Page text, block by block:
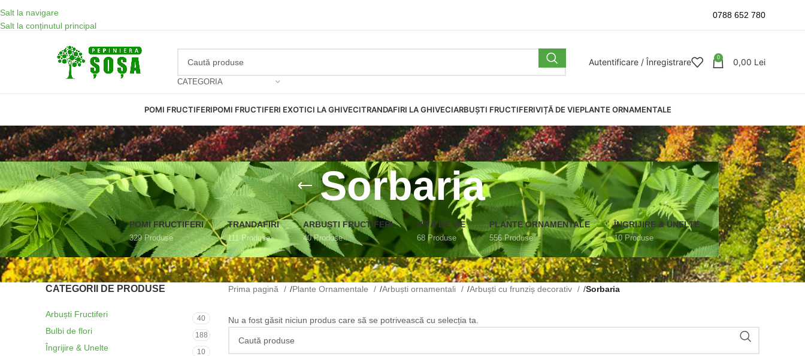
Salt la navigare
Salt la conținutul principal
0788 652 780
CATEGORIA
Autentificare / Înregistrare 0 0,00 Lei
POMI FRUCTIFERIPOMI FRUCTIFERI EXOTICI LA GHIVECITRANDAFIRI LA GHIVECIARBUȘTI FRUCTIFERIVIȚĂ DE VIEPLANTE ORNAMENTALE
Sorbaria
POMI FRUCTIFERI
329 Produse
TRANDAFIRI
111 Produse
ARBUȘTI FRUCTIFERI
40 Produse
VIȚĂ DE VIE
68 Produse
PLANTE ORNAMENTALE
556 Produse
ÎNGRIJIRE & UNELTE
10 Produse
CATEGORII DE PRODUSE
Arbuști Fructiferi 40
Bulbi de flori 188
Îngrijire & Unelte 10
Prima pagină /Plante Ornamentale /Arbuști ornamentali /Arbuști cu frunziș decorativ /Sorbaria
Nu a fost găsit niciun produs care să se potrivească cu selecția ta.